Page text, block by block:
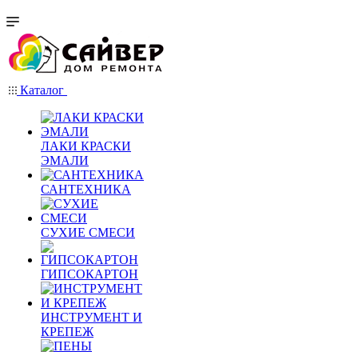
Каталог
ЛАКИ КРАСКИ
ЭМАЛИ
САНТЕХНИКА
СУХИЕ СМЕСИ
ГИПСОКАРТОН
ИНСТРУМЕНТ И
КРЕПЕЖ